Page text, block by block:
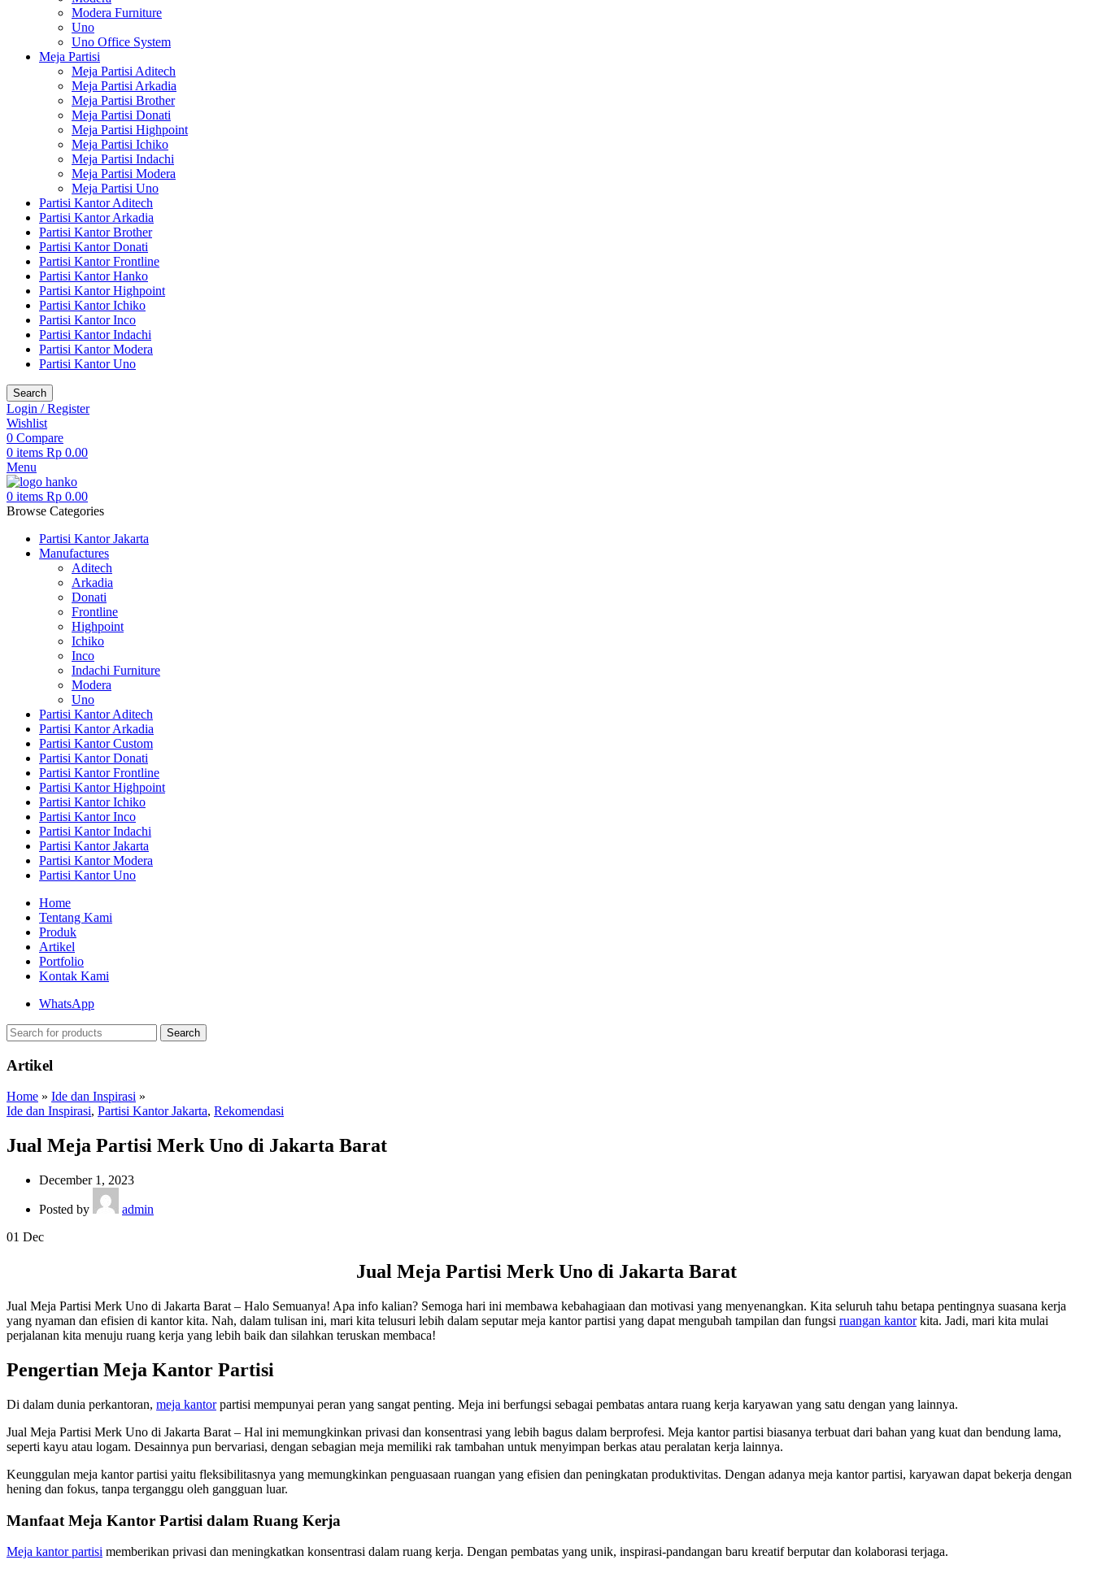
Modera Furniture
Uno
Uno Office System
Meja Partisi
Meja Partisi Aditech
Meja Partisi Arkadia
Meja Partisi Brother
Meja Partisi Donati
Meja Partisi Highpoint
Meja Partisi Ichiko
Meja Partisi Indachi
Meja Partisi Modera
Meja Partisi Uno
Partisi Kantor Aditech
Partisi Kantor Arkadia
Partisi Kantor Brother
Partisi Kantor Donati
Partisi Kantor Frontline
Partisi Kantor Hanko
Partisi Kantor Highpoint
Partisi Kantor Ichiko
Partisi Kantor Inco
Partisi Kantor Indachi
Partisi Kantor Modera
Partisi Kantor Uno
Search
Login / Register
Wishlist
0 Compare
0 items Rp 0.00
Menu
0 items Rp 0.00
Browse Categories
Partisi Kantor Jakarta
Manufactures
Aditech
Arkadia
Donati
Frontline
Highpoint
Ichiko
Inco
Indachi Furniture
Modera
Uno
Partisi Kantor Aditech
Partisi Kantor Arkadia
Partisi Kantor Custom
Partisi Kantor Donati
Partisi Kantor Frontline
Partisi Kantor Highpoint
Partisi Kantor Ichiko
Partisi Kantor Inco
Partisi Kantor Indachi
Partisi Kantor Jakarta
Partisi Kantor Modera
Partisi Kantor Uno
Home
Tentang Kami
Produk
Artikel
Portfolio
Kontak Kami
WhatsApp
Search
Artikel
Home » Ide dan Inspirasi »
Ide dan Inspirasi, Partisi Kantor Jakarta, Rekomendasi
Jual Meja Partisi Merk Uno di Jakarta Barat
December 1, 2023
Posted by
admin
01 Dec
Jual Meja Partisi Merk Uno di Jakarta Barat
Jual Meja Partisi Merk Uno di Jakarta Barat – Halo Semuanya! Apa info kalian? Semoga hari ini membawa kebahagiaan dan motivasi yang menyenangkan. Kita seluruh tahu betapa pentingnya suasana kerja
yang nyaman dan efisien di kantor kita. Nah, dalam tulisan ini, mari kita telusuri lebih dalam seputar meja kantor partisi yang dapat mengubah tampilan dan fungsi ruangan kantorkita. Jadi, mari kita mulai
perjalanan kita menuju ruang kerja yang lebih baik dan silahkan teruskan membaca!
Pengertian Meja Kantor Partisi
Di dalam dunia perkantoran, meja kantorpartisi mempunyai peran yang sangat penting. Meja ini berfungsi sebagai pembatas antara ruang kerja karyawan yang satu dengan yang lainnya.
Jual Meja Partisi Merk Uno di Jakarta Barat – Hal ini memungkinkan privasi dan konsentrasi yang lebih bagus dalam berprofesi. Meja kantor partisi biasanya terbuat dari bahan yang kuat dan bendung lama,
seperti kayu atau logam. Desainnya pun bervariasi, dengan sebagian meja memiliki rak tambahan untuk menyimpan berkas atau peralatan kerja lainnya.
Keunggulan meja kantor partisi yaitu fleksibilitasnya yang memungkinkan penguasaan ruangan yang efisien dan peningkatan produktivitas. Dengan adanya meja kantor partisi, karyawan dapat bekerja dengan
hening dan fokus, tanpa terganggu oleh gangguan luar.
Manfaat Meja Kantor Partisi dalam Ruang Kerja
Meja kantor partisi memberikan privasi dan meningkatkan konsentrasi dalam ruang kerja. Dengan pembatas yang unik, inspirasi-pandangan baru kreatif berputar dan kolaborasi terjaga.